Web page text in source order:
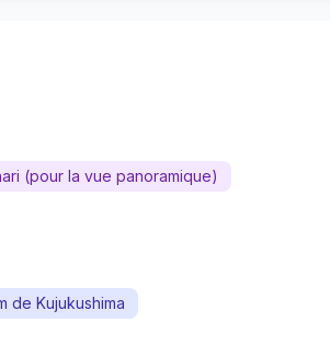
(pour la vue panoramique)
de Kujukushima